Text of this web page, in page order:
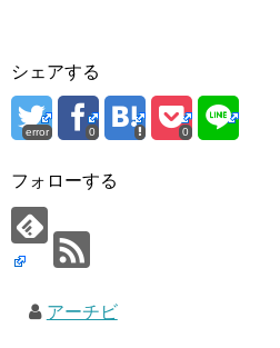
シェアする
error 0 0
フォローする
アーチビ